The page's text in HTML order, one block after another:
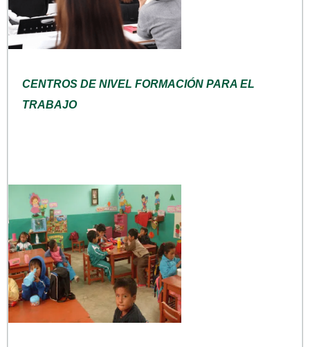
CENTROS DE NIVEL FORMACIÓN PARA EL
TRABAJO